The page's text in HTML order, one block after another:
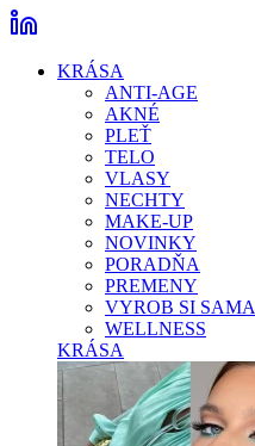
KRÁSA
ANTI-AGE
AKNÉ
PLEŤ
TELO
VLASY
NECHTY
MAKE-UP
NOVINKY
PORADŇA
PREMENY
VYROB SI SAMA
WELLNESS
KRÁSA